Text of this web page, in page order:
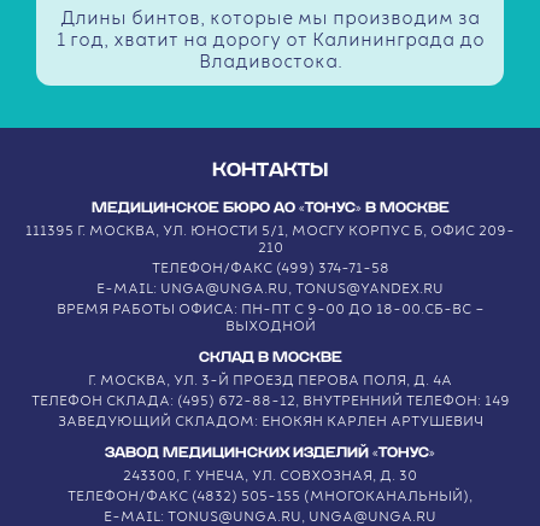
Длины бинтов, которые мы производим за
1 год, хватит на дорогу от Калининграда до
Владивостока.
КОНТАКТЫ
МЕДИЦИНСКОЕ БЮРО АО «ТОНУС» В МОСКВЕ
111395 Г. МОСКВА, УЛ. ЮНОСТИ 5/1, МОСГУ КОРПУС Б, ОФИС 209-
210
ТЕЛЕФОН/ФАКС (499) 374-71-58
E-MAIL: UNGA@UNGA.RU, TONUS@YANDEX.RU
ВРЕМЯ РАБОТЫ ОФИСА: ПН-ПТ С 9-00 ДО 18-00.СБ-ВС –
ВЫХОДНОЙ
СКЛАД В МОСКВЕ
Г. МОСКВА, УЛ. 3-Й ПРОЕЗД ПЕРОВА ПОЛЯ, Д. 4А
ТЕЛЕФОН СКЛАДА: (495) 672-88-12, ВНУТРЕННИЙ ТЕЛЕФОН: 149
ЗАВЕДУЮЩИЙ СКЛАДОМ: ЕНОКЯН КАРЛЕН АРТУШЕВИЧ
ЗАВОД МЕДИЦИНСКИХ ИЗДЕЛИЙ «ТОНУС»
243300, Г. УНЕЧА, УЛ. СОВХОЗНАЯ, Д. 30
ТЕЛЕФОН/ФАКС (4832) 505-155 (МНОГОКАНАЛЬНЫЙ),
E-MAIL: TONUS@UNGA.RU, UNGA@UNGA.RU